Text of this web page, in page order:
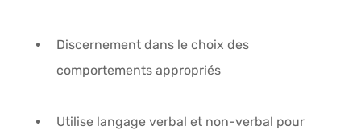
Discernement dans le choix des
comportements appropriés
Utilise langage verbal et non-verbal pour